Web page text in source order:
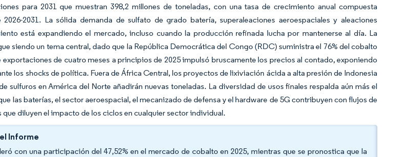
para 2031 que muestran 398,2 millones de toneladas, con una tasa de crecimiento anual compuesta
2026-2031. La sólida demanda de sulfato de grado batería, superaleaciones aeroespaciales y aleaciones
está expandiendo el mercado, incluso cuando la producción refinada lucha por mantenerse al día. La
siendo un tema central, dado que la República Democrática del Congo (RDC) suministra el 76% del cobalto
exportaciones de cuatro meses a principios de 2025 impulsó bruscamente los precios al contado, exponiendo
los shocks de política. Fuera de África Central, los proyectos de lixiviación ácida a alta presión de Indonesia
sulfuros en América del Norte añadirán nuevas toneladas. La diversidad de usos finales respalda aún más el
las baterías, el sector aeroespacial, el mecanizado de defensa y el hardware de 5G contribuyen con flujos de
diluyen el impacto de los ciclos en cualquier sector individual.
Informe
con una participación del 47,52% en el mercado de cobalto en 2025, mientras que se pronostica que la